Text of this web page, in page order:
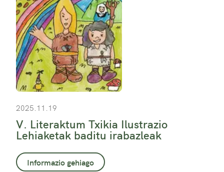
2025.11.19
V. Literaktum Txikia Ilustrazio
Lehiaketak baditu irabazleak
Informazio gehiago